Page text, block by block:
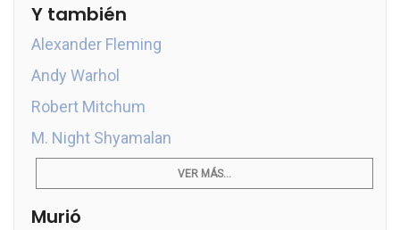
Y también
Alexander Fleming
Andy Warhol
Robert Mitchum
M. Night Shyamalan
VER MÁS...
Murió